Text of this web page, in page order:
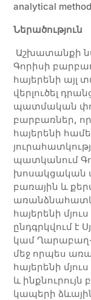
analytical
Ներածություն
Աշխատանքի
Գորիսի
հայերենի այլ
վերլուծել
պատմական
բարբառներ,
հայերենի
պատկանում
խոսակցական
բառային և
հայերենի
ընդգրկվում է
կամ
մեջ որպես
հայերենի
և
կապերի